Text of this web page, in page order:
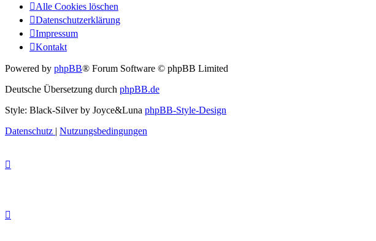
Alle Cookies löschen
Datenschutzerklärung
Impressum
Kontakt
Powered by phpBB® Forum Software © phpBB Limited
Deutsche Übersetzung durch phpBB.de
Style: Black-Silver by Joyce&Luna phpBB-Style-Design
Datenschutz | Nutzungsbedingungen